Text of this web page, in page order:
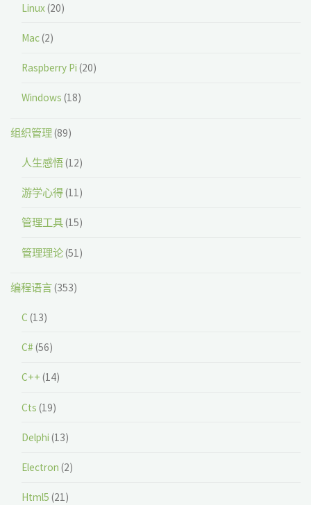
Linux(20)
Mac(2)
Raspberry Pi (20)
Windows (18)
组织管理(89)
人生感悟(12)
游学心得(11)
管理工具(15)
管理理论(51)
编程语言(353)
C (13)
C# (56)
C++ (14)
Cts (19)
Delphi (13)
Electron (2)
Html5 (21)